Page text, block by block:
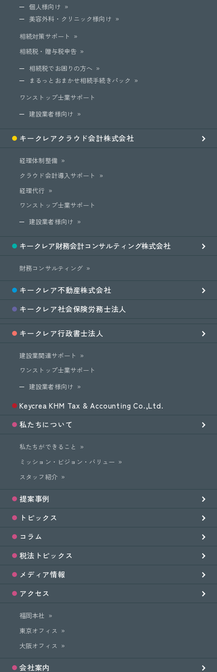
個人様向け
美容外科・クリニック様向け
相続対策サポート
相続税・贈与税申告
相続税でお困りの方へ
まるっとおまかせ相続手続きパック
ワンストップ士業サポート
建設業者様向け
キークレアクラウド会計株式会社
経理体制整備
クラウド会計導入サポート
経理代行
ワンストップ士業サポート
建設業者様向け
キークレア財務会計コンサルティング株式会社
財務コンサルティング
キークレア不動産株式会社
キークレア社会保険労務士法人
キークレア行政書士法人
建設業関連サポート
ワンストップ士業サポート
建設業者様向け
Keycrea KHM Tax & Accounting Co.,Ltd.
私たちについて
私たちができること
ミッション・ビジョン・バリュー
スタッフ紹介
提案事例
トピックス
コラム
税法トピックス
メディア情報
アクセス
福岡本社
東京オフィス
大阪オフィス
会社案内